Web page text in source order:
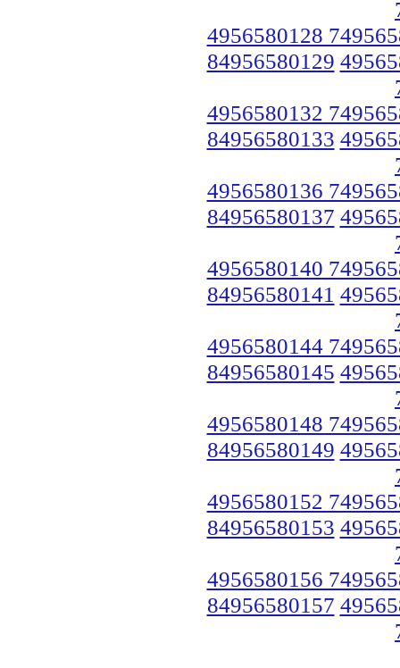
4956580128
84956580129
4956580132
84956580133
4956580136
84956580137
4956580140
84956580141
4956580144
84956580145
4956580148
84956580149
4956580152
84956580153
4956580156
84956580157